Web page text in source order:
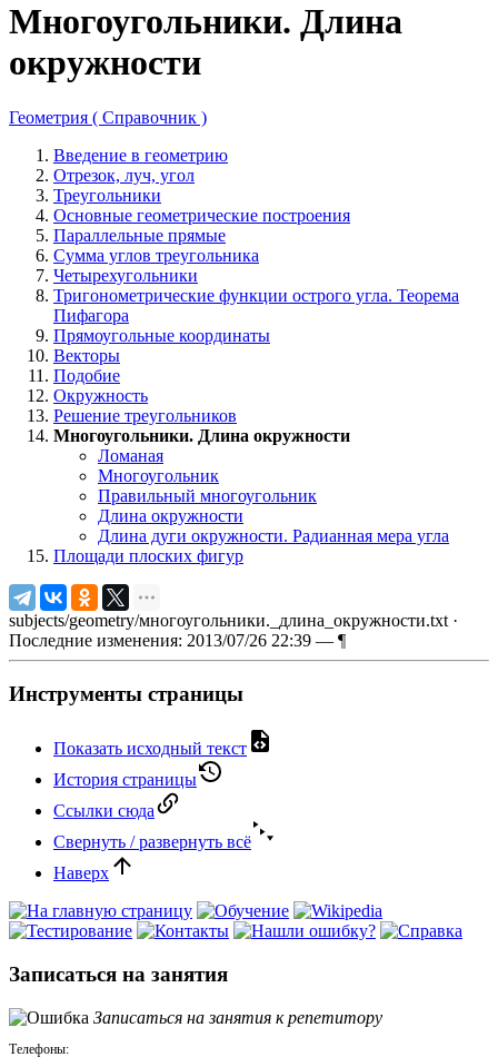
Многоугольники. Длина
окружности
Геометрия ( Справочник )
Введение в геометрию
Отрезок, луч, угол
Треугольники
Основные геометрические построения
Параллельные прямые
Сумма углов треугольника
Четырехугольники
Тригонометрические функции острого угла. Теорема
Пифагора
Прямоугольные координаты
Векторы
Подобие
Окружность
Решение треугольников
Многоугольники. Длина окружности
Ломаная
Многоугольник
Правильный многоугольник
Длина окружности
Длина дуги окружности. Радианная мера угла
Площади плоских фигур
subjects/geometry/многоугольники._длина_окружности.txt ·
Последние изменения: 2013/07/26 22:39 — ¶
Инструменты страницы
Показать исходный текст
История страницы
Ссылки сюда
Свернуть / развернуть всё
Наверх
Записаться на занятия
Записаться на занятия к репетитору
Телефоны: